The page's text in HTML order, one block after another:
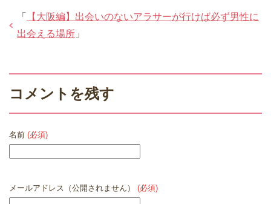
「
【大阪編】出会いのないアラサーが行けば必ず男性に
出会える場所 」
コメントを残す
名前 (必須)
メールアドレス（公開されません） (必須)